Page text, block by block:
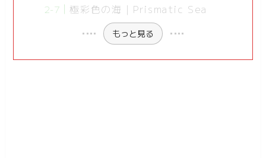
極彩色の海｜Prismatic Sea
もっと見る